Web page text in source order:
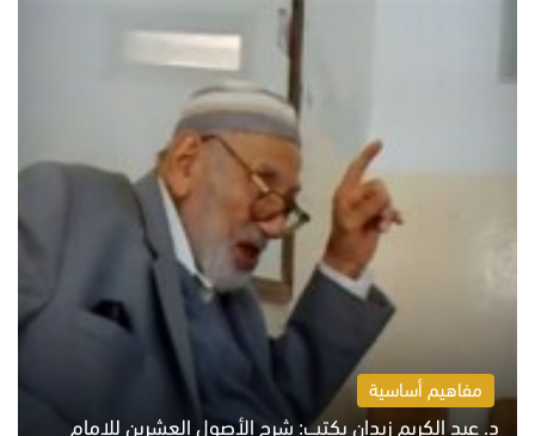
مفاهيم أساسية
د. عبد الكريم زيدان يكتب: شرح الأصول العشرين للإمام